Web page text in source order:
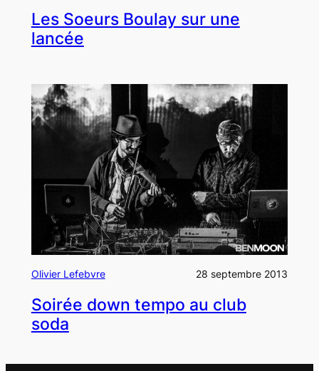
Les Soeurs Boulay sur une
lancée
Olivier Lefebvre 28 septembre 2013
Soirée down tempo au club
soda